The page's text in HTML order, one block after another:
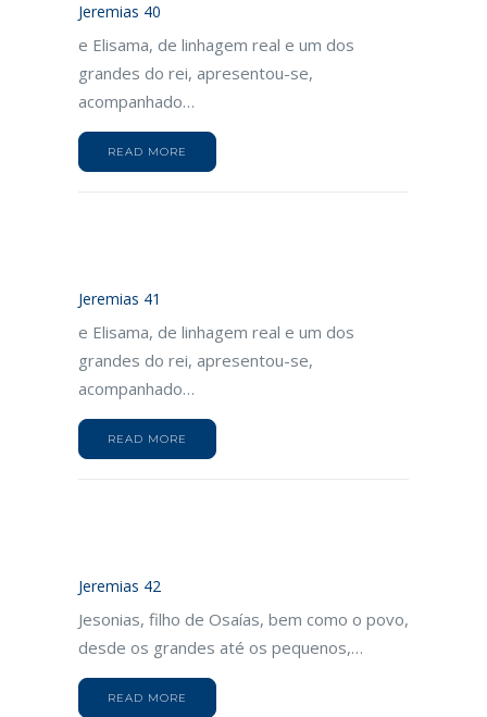
Jeremias 40
e Elisama, de linhagem real e um dos
grandes do rei, apresentou-se,
acompanhado…
READ MORE
Jeremias 41
e Elisama, de linhagem real e um dos
grandes do rei, apresentou-se,
acompanhado…
READ MORE
Jeremias 42
Jesonias, filho de Osaías, bem como o povo,
desde os grandes até os pequenos,…
READ MORE